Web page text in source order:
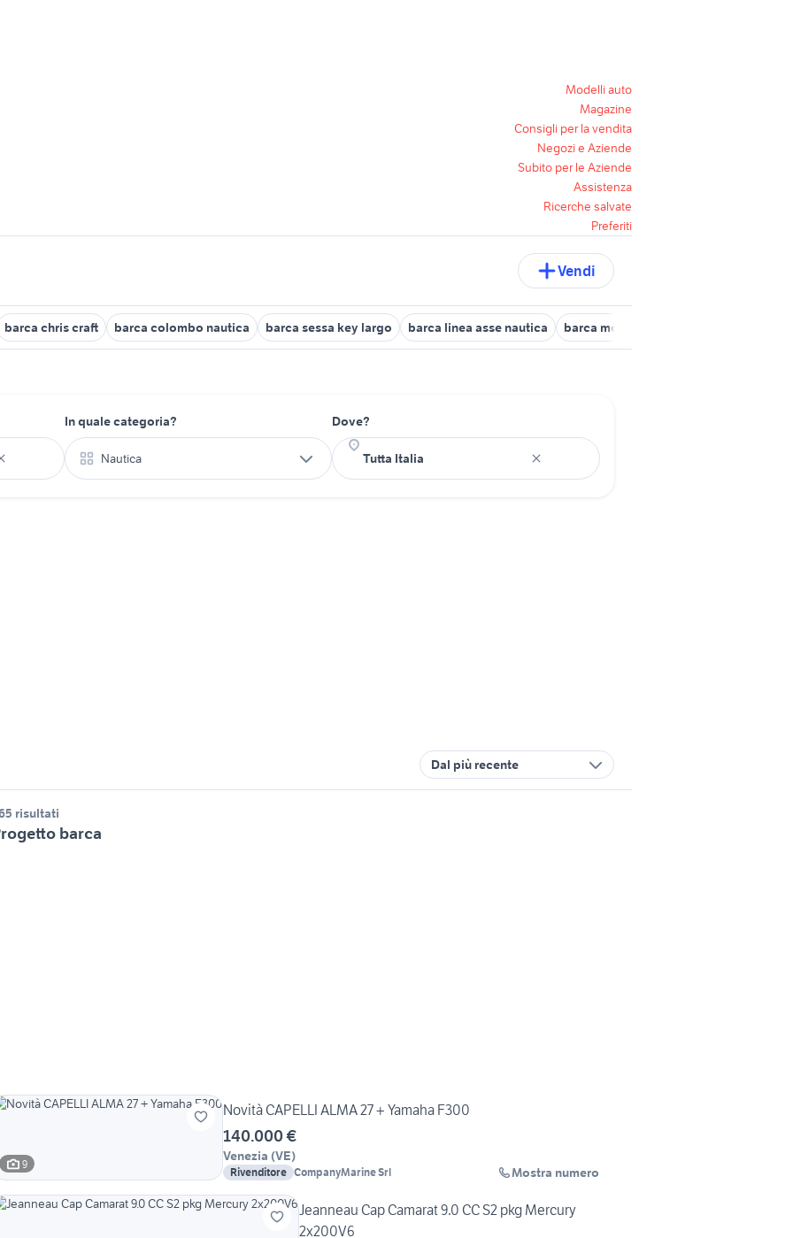
Modelli auto
Magazine
Consigli per la vendita
Negozi e Aziende
Subito per le Aziende
Assistenza
Ricerche salvate
Preferiti
Vendi
barca chris craft barca colombo nautica barca sessa key largo barca linea asse nautica barca motore 6mt
In quale categoria?
Nautica
Dove?
Dal più recente
risultati
barca
9
Novità CAPELLI ALMA 27 + Yamaha F300
140.000 €
Venezia (VE)
Rivenditore CompanyMarine Srl Mostra numero
Jeanneau Cap Camarat 9.0 CC S2 pkg Mercury
2x200V6